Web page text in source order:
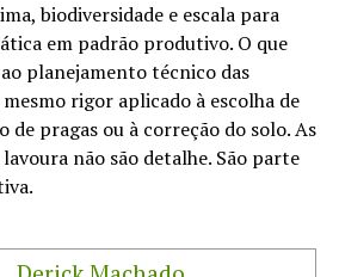
biodiversidade e escala para
em padrão produtivo. O que
planejamento técnico das
rigor aplicado à escolha de
de pragas ou à correção do solo. As
não são detalhe. São parte